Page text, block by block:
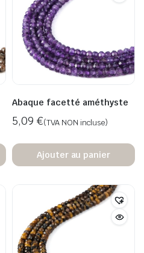
Abaque facetté améthyste
5,09 €(TVA NON incluse)
Ajouter au panier